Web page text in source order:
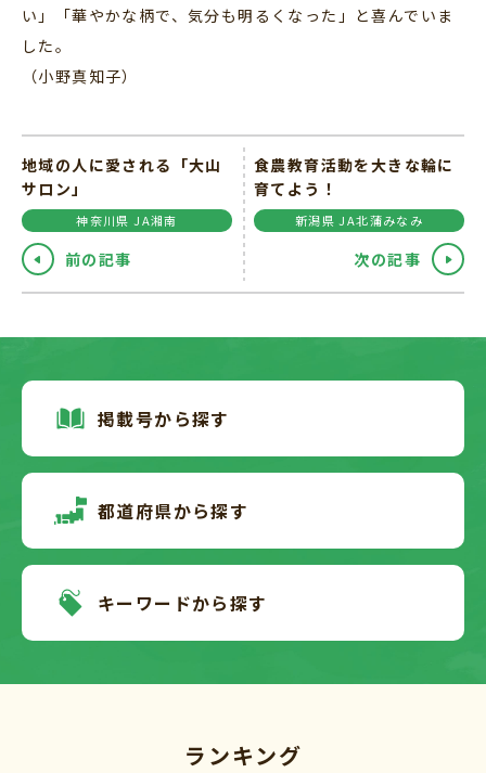
い」「華やかな柄で、気分も明るくなった」と喜んでいま
した。
（小野真知子）
地域の人に愛される「大山
サロン」
神奈川県 JA湘南
前の記事
食農教育活動を大きな輪に
育てよう！
新潟県 JA北蒲みなみ
次の記事
掲載号から探す
都道府県から探す
キーワードから探す
ランキング